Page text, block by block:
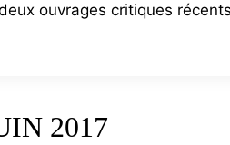
ouvrages critiques
2017